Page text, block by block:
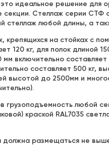
идеальное решение для
Стеллаж серии СТФ
стеллаж любой длины, а
крепящихся на стойках с
120 кг, для полок длиной
включительно
составляет 500 кг,
высотой до 2500мм и
грузоподъемность
краской RAL7035
должна размещаться не